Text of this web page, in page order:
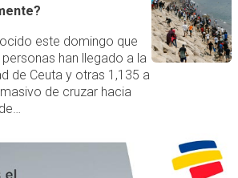
este domingo que
han llegado a la
de Ceuta y otras 1,135 a
de cruzar hacia